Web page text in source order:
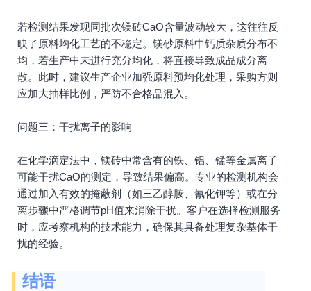
若检测结果发现同批次镁砖CaO含量波动较大，这往往反
映了原料均化工艺的不稳定。镁砂原料中钙质杂质分布不
均，若生产中未进行充分均化，将直接导致成品成分离
散。此时，建议生产企业加强原料预均化处理，采购方则
应加大抽样比例，严防不合格品混入。
问题三：干扰离子的影响
在化学滴定法中，镁砖中常含有的铁、铝、锰等金属离子
可能干扰CaO的测定，导致结果偏高。专业的检测机构会
通过加入有效的掩蔽剂（如三乙醇胺、氰化钾等）或在分
离步骤中严格调节pH值来消除干扰。客户在选择检测服务
时，应考察机构的技术能力，确保其具备处理复杂基体干
扰的经验。
结语